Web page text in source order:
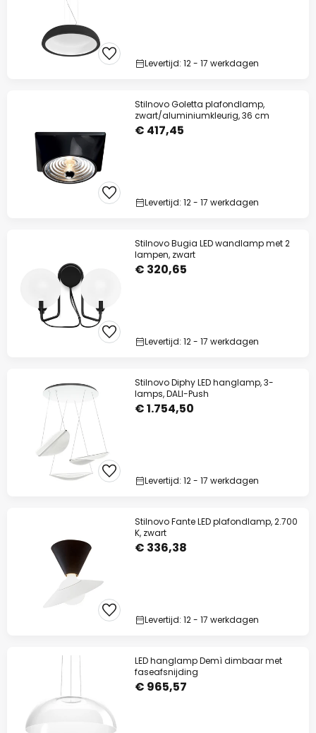
Levertijd: 12 - 17 werkdagen
Stilnovo Goletta plafondlamp,
zwart/aluminiumkleurig, 36 cm
€ 417,45
Levertijd: 12 - 17 werkdagen
Stilnovo Bugia LED wandlamp met 2
lampen, zwart
€ 320,65
Levertijd: 12 - 17 werkdagen
Stilnovo Diphy LED hanglamp, 3-
lamps, DALI-Push
€ 1.754,50
Levertijd: 12 - 17 werkdagen
Stilnovo Fante LED plafondlamp, 2.700
K, zwart
€ 336,38
Levertijd: 12 - 17 werkdagen
LED hanglamp Demì dimbaar met
faseafsnijding
€ 965,57